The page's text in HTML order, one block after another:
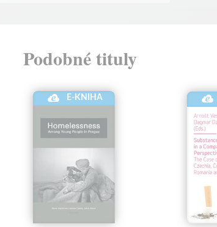
Podobné tituly
E-KNIHA